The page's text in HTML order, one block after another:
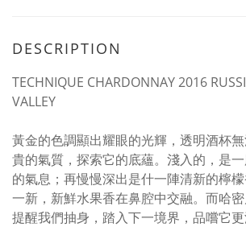
DESCRIPTION
TECHNIQUE CHARDONNAY 2016
VALLEY
黃金的色調顯出耀眼的光輝，透明酒杯
貴的氣質，探索它的底蘊。淺入的，是
的氣息；再慢慢深出是什一陣清新的檸
一新，新鮮水果香在鼻腔中交融。而哈
提醒我們抽身，踏入下一境界，品嚐它